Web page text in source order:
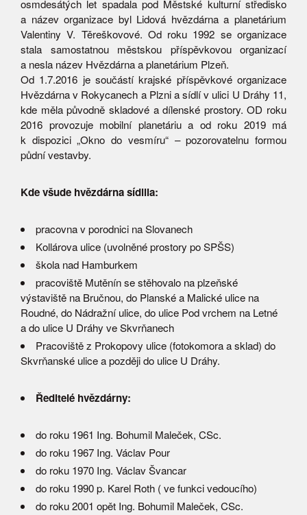
osmdesátých let spadala pod Městské kulturní středisko
a název organizace byl Lidová hvězdárna a planetárium
Valentiny V. Těreškovové. Od roku 1992 se organizace
stala samostatnou městskou příspěvkovou organizací
a nesla název Hvězdárna a planetárium Plzeň.
Od 1.7.2016 je součástí krajské příspěvkové organizace
Hvězdárna v Rokycanech a Plzni a sídlí v ulici U Dráhy 11,
kde měla původně skladové a dílenské prostory. OD roku
2016 provozuje mobilní planetáriu a od roku 2019 má
k dispozici „Okno do vesmíru“ – pozorovatelnu formou
půdní vestavby.
Kde všude hvězdárna sídlila:
pracovna v porodnici na Slovanech
Kollárova ulice (uvolněné prostory po SPŠS)
škola nad Hamburkem
pracoviště Mutěnín se stěhovalo na plzeňské
výstaviště na Bručnou, do Planské a Malické ulice na
Roudné, do Nádražní ulice, do ulice Pod vrchem na Letné
a do ulice U Dráhy ve Skvrňanech
Pracoviště z Prokopovy ulice (fotokomora a sklad) do
Skvrňanské ulice a později do ulice U Dráhy.
Ředitelé hvězdárny:
do roku 1961 Ing. Bohumil Maleček, CSc.
do roku 1967 Ing. Václav Pour
do roku 1970 Ing. Václav Švancar
do roku 1990 p. Karel Roth ( ve funkci vedoucího)
do roku 2001 opět Ing. Bohumil Maleček, CSc.